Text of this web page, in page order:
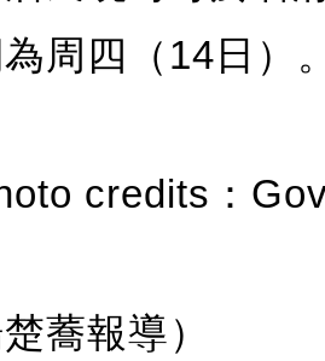
為周四（14日）
credits：
楚蕎報導）